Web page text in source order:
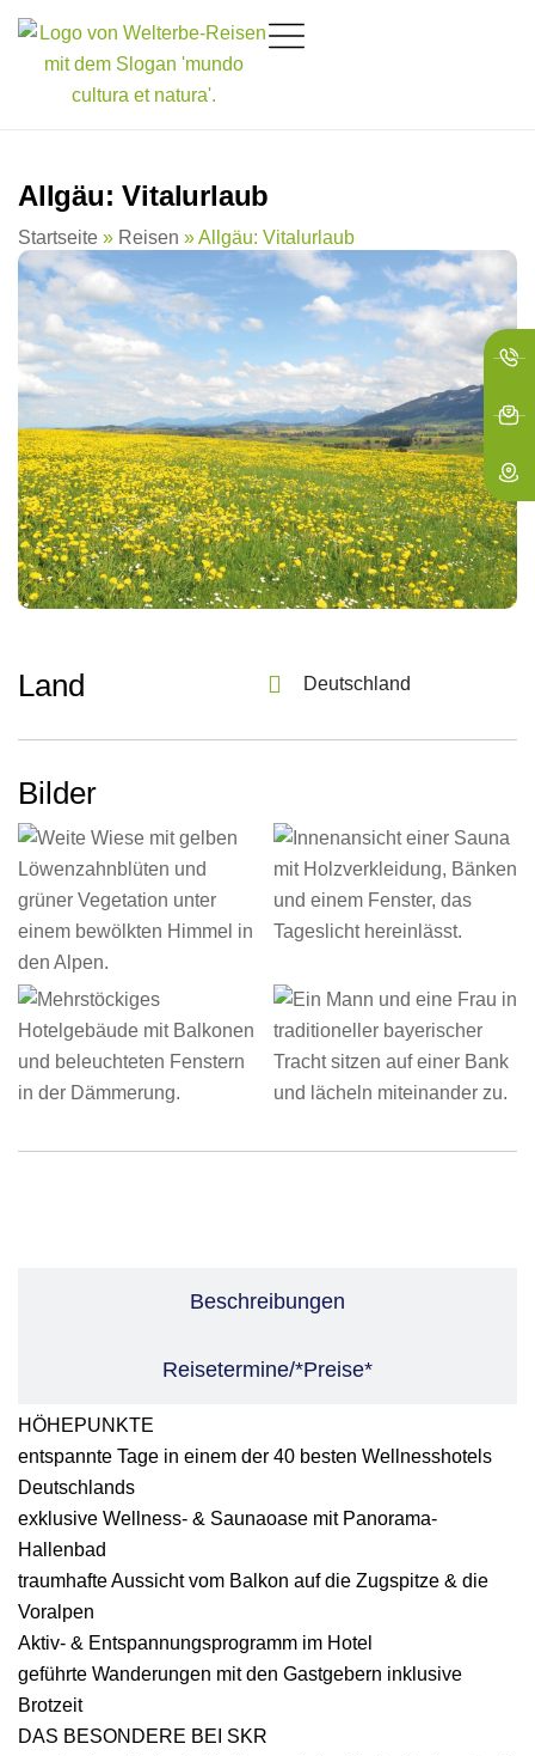
springen
Allgäu: Vitalurlaub
Startseite » Reisen »Allgäu: Vitalurlaub
Land Deutschland
Bilder
Beschreibungen
Reisetermine/*Preise*
HÖHEPUNKTE
entspannte Tage in einem der 40 besten Wellnesshotels
Deutschlands
exklusive Wellness- & Saunaoase mit Panorama-
Hallenbad
traumhafte Aussicht vom Balkon auf die Zugspitze & die
Voralpen
Aktiv- & Entspannungsprogramm im Hotel
geführte Wanderungen mit den Gastgebern inklusive
Brotzeit
DAS BESONDERE BEI SKR